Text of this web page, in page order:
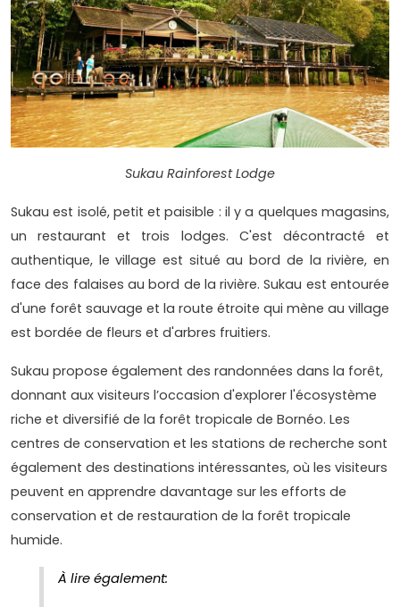
Sukau Rainforest Lodge
Sukau est isolé, petit et paisible : il y a quelques magasins,
un restaurant et trois lodges. C'est décontracté et
authentique, le village est situé au bord de la rivière, en
face des falaises au bord de la rivière. Sukau est entourée
d'une forêt sauvage et la route étroite qui mène au village
est bordée de fleurs et d'arbres fruitiers.
Sukau propose également des randonnées dans la forêt,
donnant aux visiteurs l’occasion d'explorer l'écosystème
riche et diversifié de la forêt tropicale de Bornéo. Les
centres de conservation et les stations de recherche sont
également des destinations intéressantes, où les visiteurs
peuvent en apprendre davantage sur les efforts de
conservation et de restauration de la forêt tropicale
humide.
À lire également: